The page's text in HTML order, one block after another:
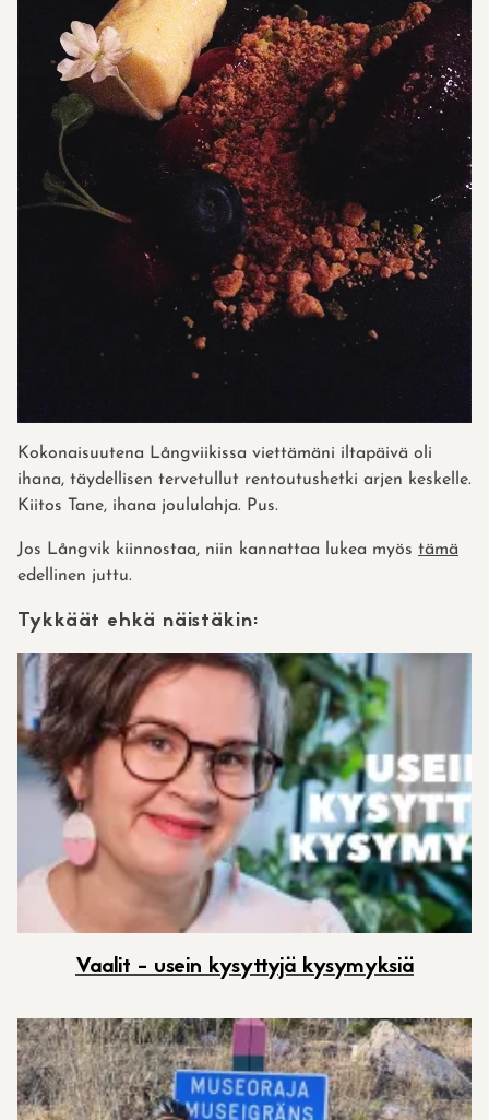
Kokonaisuutena Långviikissa viettämäni iltapäivä oli
ihana, täydellisen tervetullut rentoutushetki arjen keskelle.
Kiitos Tane, ihana joululahja. Pus.
Jos Långvik kiinnostaa, niin kannattaa lukea myös tämä
edellinen juttu.
Tykkäät ehkä näistäkin:
Vaalit - usein kysyttyjä kysymyksiä